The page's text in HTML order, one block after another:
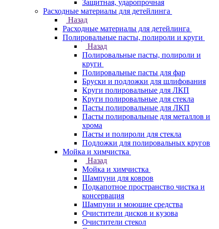
Защитная, ударопрочная
Расходные материалы для детейлинга
Назад
Расходные материалы для детейлинга
Полировальные пасты, полироли и круги
Назад
Полировальные пасты, полироли и
круги
Полировальные пасты для фар
Бруски и подложки для шлифования
Круги полировальные для ЛКП
Круги полировальные для стекла
Пасты полировальные для ЛКП
Пасты полировальные для металлов и
хрома
Пасты и полироли для стекла
Подложки для полировальных кругов
Мойка и химчистка
Назад
Мойка и химчистка
Шампуни для ковров
Подкапотное пространство чистка и
консервация
Шампуни и моющие средства
Очистители дисков и кузова
Очистители стекол